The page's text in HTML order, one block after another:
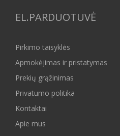
EL.PARDUOTUVĖ
Pirkimo taisyklės
Apmokėjimas ir pristatymas
Prekių grąžinimas
Privatumo politika
Kontaktai
Apie mus